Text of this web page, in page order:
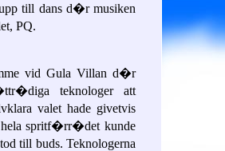
till dans d�r musiken
PQ.
vid Gula Villan d�r
teknologer att
valet hade givetvis
hela spritf�rr�det kunde
till buds. Teknologerna